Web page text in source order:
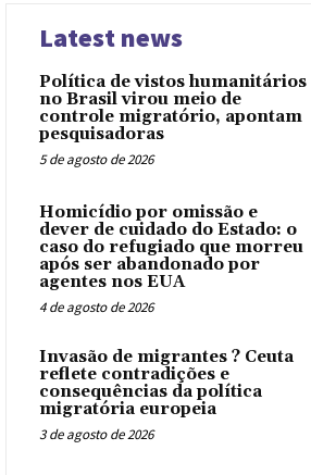
Latest news
Política de vistos humanitários
no Brasil virou meio de
controle migratório, apontam
pesquisadoras
5 de agosto de 2026
Homicídio por omissão e
dever de cuidado do Estado: o
caso do refugiado que morreu
após ser abandonado por
agentes nos EUA
4 de agosto de 2026
Invasão de migrantes ? Ceuta
reflete contradições e
consequências da política
migratória europeia
3 de agosto de 2026